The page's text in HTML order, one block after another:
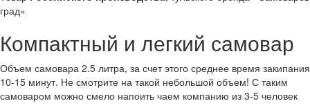
град»
Компактный и легкий самовар
Объем самовара 2.5 литра, за счет этого среднее время закипания
10-15 минут. Не смотрите на такой небольшой объем! С таким
самоваром можно смело напоить чаем компанию из 3-5 человек